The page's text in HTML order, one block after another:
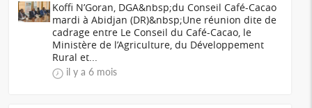
Koffi N’Goran, DGA&nbsp;du Conseil Café-Cacao
mardi à Abidjan (DR)&nbsp;Une réunion dite de
cadrage entre Le Conseil du Café-Cacao, le
Ministère de l’Agriculture, du Développement
Rural et...
il y a 6 mois